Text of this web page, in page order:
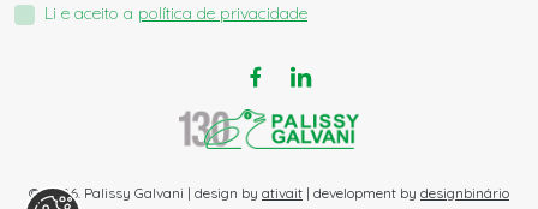
Li e aceito a política de privacidade
© 2026. Palissy Galvani | design by ativait | development by designbinário